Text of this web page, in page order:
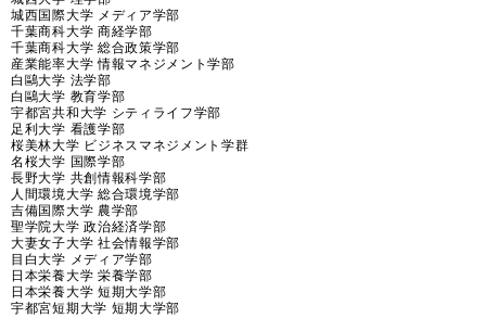
城西国際大学 メディア学部
千葉商科大学 商経学部
千葉商科大学 総合政策学部
産業能率大学 情報マネジメント学部
白鷗大学 法学部
白鷗大学 教育学部
宇都宮共和大学 シティライフ学部
足利大学 看護学部
桜美林大学 ビジネスマネジメント学群
名桜大学 国際学部
長野大学 共創情報科学部
人間環境大学 総合環境学部
吉備国際大学 農学部
聖学院大学 政治経済学部
大妻女子大学 社会情報学部
目白大学 メディア学部
日本栄養大学 栄養学部
日本栄養大学 短期大学部
宇都宮短期大学 短期大学部